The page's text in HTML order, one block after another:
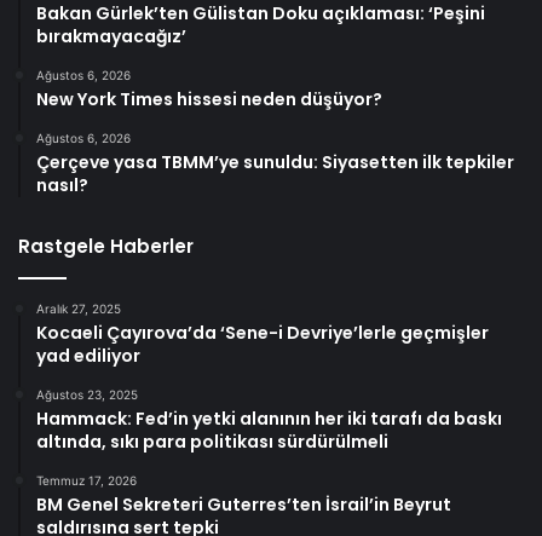
Bakan Gürlek’ten Gülistan Doku açıklaması: ‘Peşini
bırakmayacağız’
Ağustos 6, 2026
New York Times hissesi neden düşüyor?
Ağustos 6, 2026
Çerçeve yasa TBMM’ye sunuldu: Siyasetten ilk tepkiler
nasıl?
Rastgele Haberler
Aralık 27, 2025
Kocaeli Çayırova’da ‘Sene-i Devriye’lerle geçmişler
yad ediliyor
Ağustos 23, 2025
Hammack: Fed’in yetki alanının her iki tarafı da baskı
altında, sıkı para politikası sürdürülmeli
Temmuz 17, 2026
BM Genel Sekreteri Guterres’ten İsrail’in Beyrut
saldırısına sert tepki